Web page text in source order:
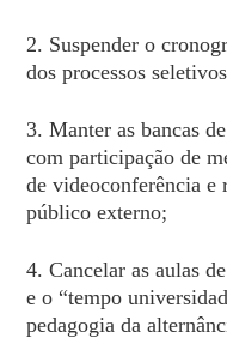
2. Suspender o
dos processos
3. Manter as bancas
com participação de
de videoconferência e
público externo;
4. Cancelar as aulas
e o “tempo
pedagogia da